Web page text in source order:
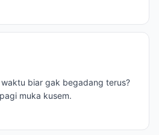
biar gak begadang terus?
muka kusem.